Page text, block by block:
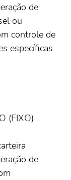
de
ou
controle de
específicas
(FIXO)
de